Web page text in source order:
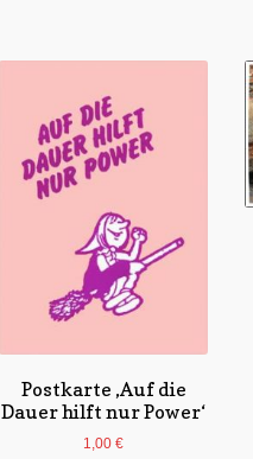
Postkarte ‚Auf die
Dauer hilft nur Power‘
1,00€